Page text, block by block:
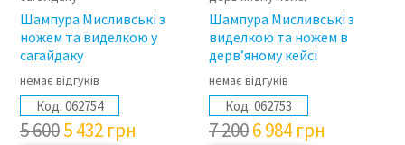
Шампура Мисливські з
ножем та виделкою у
сагайдаку
немає відгуків
Код: 062754
5 6005 432 грн
Шампура Мисливські з
виделкою та ножем в
дерв’яному кейсі
немає відгуків
Код: 062753
7 2006 984 грн